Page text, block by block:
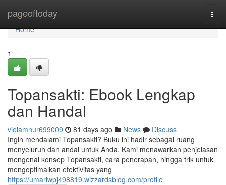
pageoftoday
Home
Home
1
Topansakti: Ebook Lengkap
dan Handal
violamnur699009 81 days ago News
Discuss
Ingin mendalami Topansakti? Buku ini hadir sebagai ruang
menyeluruh dan andal untuk Anda. Kami menawarkan penjelasan
mengenai konsep Topansakti, cara penerapan, hingga trik untuk
mengoptimalkan efektivitas yang
https://umariwpj498819.wizzardsblog.com/profile